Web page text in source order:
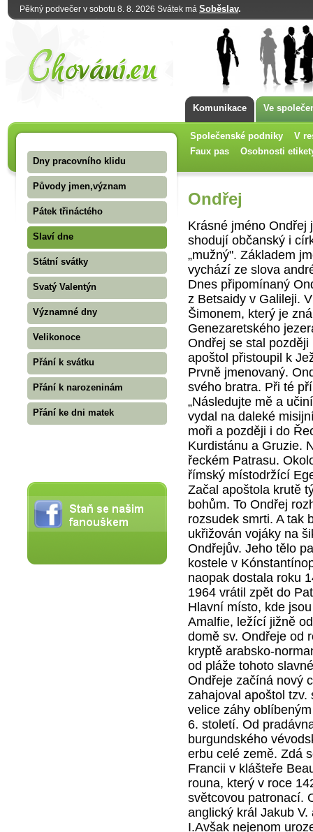
Pěkný podvečer v sobotu 8. 8. 2026 Svátek má Soběslav.
Komunikace Ve
Společenské podniky
V
Faux pas
Osobnosti
Dny pracovního klidu
Původy jmen,význam
Pátek třináctého
Slaví dne
Státní svátky
Svatý Valentýn
Významné dny
Velikonoce
Přání k svátku
Přání k narozeninám
Přání ke dni matek
Ondřej
Krásné jméno Ondřej
shodují občanský i
„mužný". Základem
vychází ze slova
Dnes připomínaný
z Betsaidy v Galileji.
Šimonem, který je
Genezaretského
Ondřej se stal
apoštol přistoupil k
Prvně jmenovaný.
svého bratra. Při té
„Následujte mě a
vydal na daleké
moři a později i do
Kurdistánu a Gruzie.
řeckém Patrasu.
římský místodržící
Začal apoštola krutě
bohům. To Ondřej
rozsudek smrti. A tak
ukřižován vojáky na
Ondřejův. Jeho tělo
kostele v
naopak dostala roku
1964 vrátil zpět do
Hlavní místo, kde
Amalfie, ležící jižně
domě sv. Ondřeje od
kryptě arabsko-
od pláže tohoto
Ondřeje začíná nový
zahajoval apoštol tzv.
velice záhy
6. století. Od
burgundského
erbu celé země. Zdá
Francii v klášteře
rouna, který v roce
světcovou patronací.
anglický král Jakub
I.Avšak nejenom